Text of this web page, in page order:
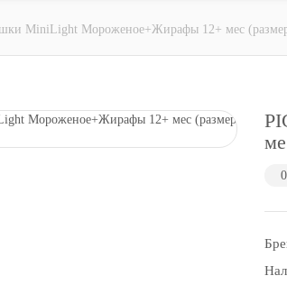
MiniLight Мороженое+Жирафы 12+ мес